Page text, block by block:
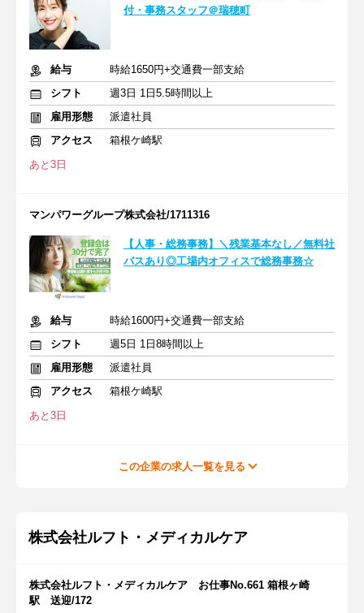
付・事務スタッフ＠瑞穂町
給与
時給1650円+交通費一部支給
シフト
週3日 1日5.5時間以上
雇用形態
派遣社員
アクセス
箱根ケ崎駅
あと3日
マンパワーグループ株式会社/1711316
【人事・総務事務】＼残業基本なし／無料社
バスあり◎工場内オフィスで総務事務☆
給与
時給1600円+交通費一部支給
シフト
週5日 1日8時間以上
雇用形態
派遣社員
アクセス
箱根ケ崎駅
あと3日
この企業の求人一覧を見る
株式会社ルフト・メディカルケア
株式会社ルフト・メディカルケア お仕事No.661 箱根ヶ崎
駅 送迎/172